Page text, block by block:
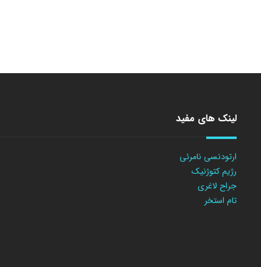
لینک های مفید
ارتودنسی نامرئی
رژیم کتوژنیک
جراح لاغری
تام استخر